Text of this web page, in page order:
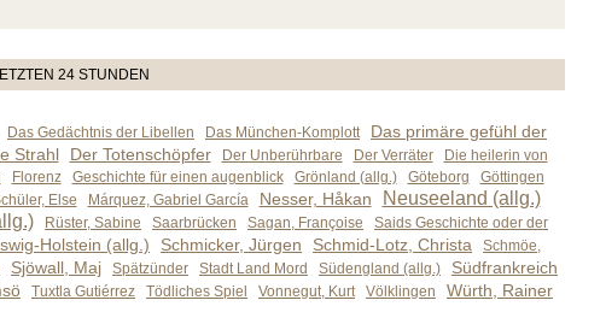
24 STUNDEN
Das Gedächtnis der Libellen Das München-Komplott
Das primäre gefühl der
Strahl Der Totenschöpfer Der Unberührbare Der Verräter
Die heilerin von
Florenz Geschichte für einen augenblick Grönland (allg.) Göteborg
Göttingen
Else Márquez, Gabriel García Nesser, Håkan Neuseeland (allg.)
Rüster, Sabine Saarbrücken Sagan, Françoise
Saids Geschichte oder der
Holstein (allg.) Schmicker, Jürgen Schmid-Lotz, Christa
Schmöe,
Sjöwall, Maj Spätzünder Stadt Land Mord Südengland (allg.)
Südfrankreich
Tuxtla Gutiérrez Tödliches Spiel Vonnegut, Kurt Völklingen Würth, Rainer